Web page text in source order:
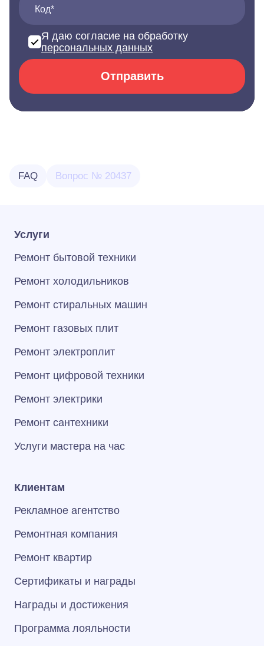
Код*
Я даю согласие на обработку
персональных данных
Отправить
FAQ Вопрос № 20437
Услуги
Ремонт бытовой техники
Ремонт холодильников
Ремонт стиральных машин
Ремонт газовых плит
Ремонт электроплит
Ремонт цифровой техники
Ремонт электрики
Ремонт сантехники
Услуги мастера на час
Клиентам
Рекламное агентство
Ремонтная компания
Ремонт квартир
Сертификаты и награды
Награды и достижения
Программа лояльности